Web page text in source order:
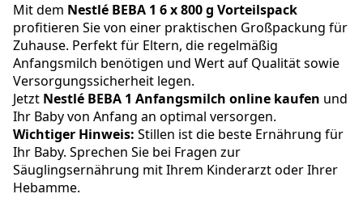
Mit dem Nestlé BEBA 1 6 x 800 g Vorteilspack
profitieren Sie von einer praktischen Großpackung für
Zuhause. Perfekt für Eltern, die regelmäßig
Anfangsmilch benötigen und Wert auf Qualität sowie
Versorgungssicherheit legen.
Jetzt Nestlé BEBA 1 Anfangsmilch online kaufen und
Ihr Baby von Anfang an optimal versorgen.
Wichtiger Hinweis: Stillen ist die beste Ernährung für
Ihr Baby. Sprechen Sie bei Fragen zur
Säuglingsernährung mit Ihrem Kinderarzt oder Ihrer
Hebamme.